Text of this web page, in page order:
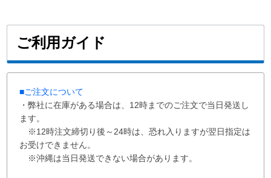
ご利用ガイド
■ご注文について
・弊社に在庫がある場合は、12時までのご注文で当日発送し
ます。
※12時注文締切り後～24時は、恐れ入りますが翌日指定は
お受けできません。
※沖縄は当日発送できない場合があります。